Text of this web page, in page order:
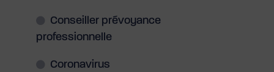
Conseiller prévoyance
professionnelle
Coronavirus